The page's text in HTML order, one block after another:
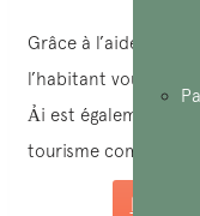
Grâce à l’aide d’un
l’habitant vous
Ải est également un
tourisme